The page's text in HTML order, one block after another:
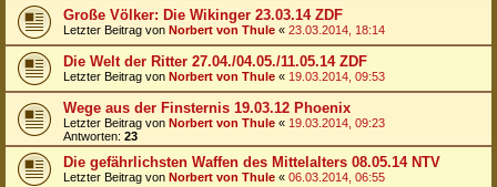
Große Völker: Die Wikinger 23.03.14 ZDF
Letzter Beitrag von Norbert von Thule « 23.03.2014, 18:14
Die Welt der Ritter 27.04./04.05./11.05.14 ZDF
Letzter Beitrag von Norbert von Thule « 19.03.2014, 09:53
Wege aus der Finsternis 19.03.12 Phoenix
Letzter Beitrag von Norbert von Thule « 19.03.2014, 09:23
Antworten: 23
Die gefährlichsten Waffen des Mittelalters 08.05.14 NTV
Letzter Beitrag von Norbert von Thule « 06.03.2014, 06:55